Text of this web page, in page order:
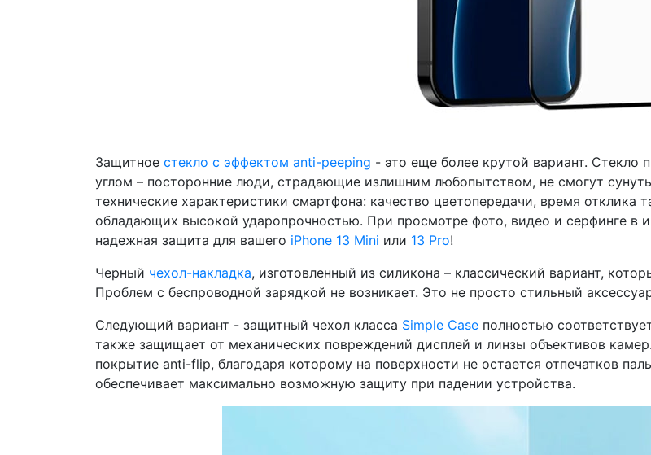
Защитное стекло с эффектом anti-peeping - это еще более крутой вариант. Стекло
углом – посторонние люди, страдающие излишним любопытством, не смогут
технические характеристики смартфона: качество цветопередачи, время отклика
обладающих высокой ударопрочностью. При просмотре фото, видео и серфинге в
надежная защита для вашего iPhone 13 Mini или 13 Pro!
Черный чехол-накладка, изготовленный из силикона – классический вариант,
Проблем с беспроводной зарядкой не возникает. Это не просто стильный
Следующий вариант - защитный чехол класса Simple Case полностью
также защищает от механических повреждений дисплей и линзы объективов
покрытие anti-flip, благодаря которому на поверхности не остается отпечатков
обеспечивает максимально возможную защиту при падении устройства.